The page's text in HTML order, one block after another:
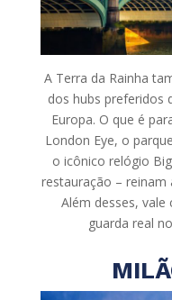
A Terra da Rainha
dos hubs preferidos
Europa. O que é
London Eye, o
o icônico relógio
restauração – reinam
Além desses,
guarda real